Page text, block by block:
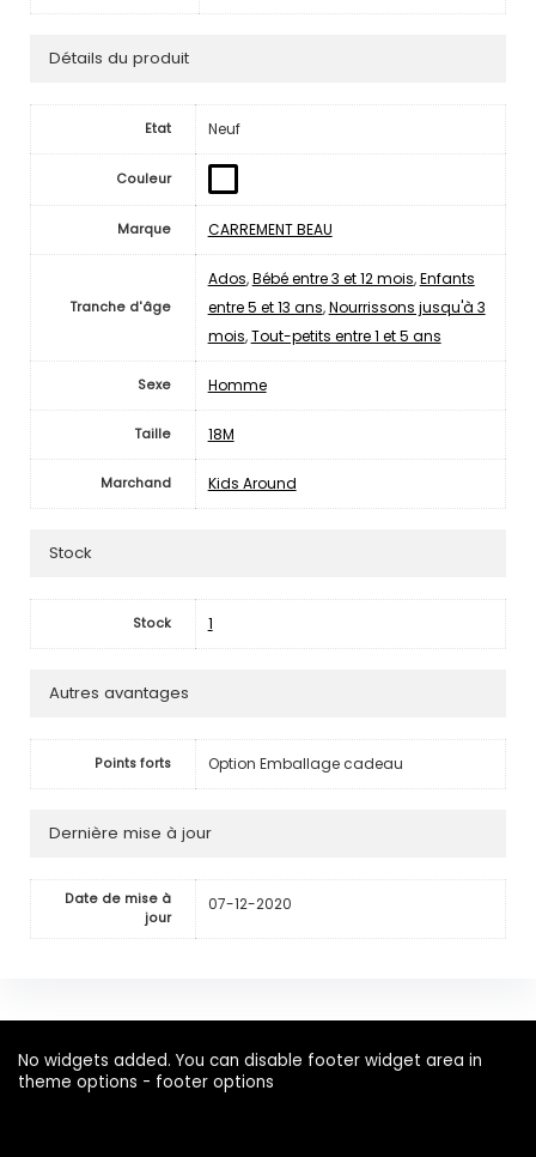
Détails du produit
Etat Neuf
Couleur
Marque CARREMENT BEAU
Tranche d'âge
Ados,Bébé entre 3 et 12 mois,Enfants
entre 5 et 13 ans,Nourrissons jusqu'à 3
mois,Tout-petits entre 1 et 5 ans
Sexe Homme
Taille 18M
Marchand Kids Around
Stock
Stock 1
Autres avantages
Points forts Option Emballage cadeau
Dernière mise à jour
Date de mise à
jour
07-12-2020
No widgets added. You can disable footer widget area in
theme options - footer options